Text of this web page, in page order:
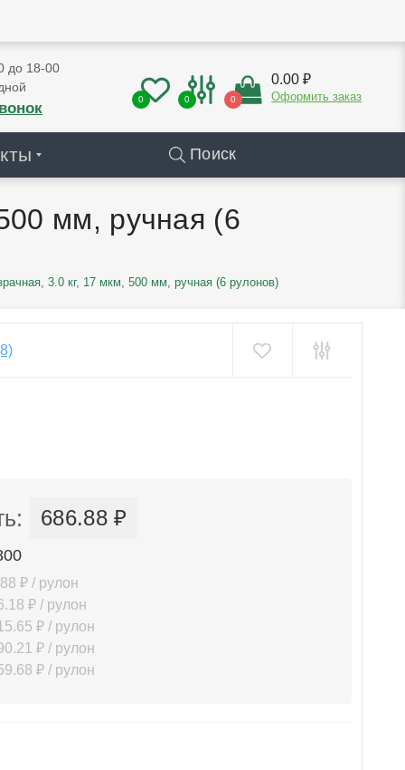
до 18-00
0 0 0
0.00 ₽
Оформить заказ
Поиск
мм, ручная (6
3.0 кг, 17 мкм, 500 мм, ручная (6 рулонов)
686.88 ₽
₽ / рулон
₽ / рулон
₽ / рулон
₽ / рулон
₽ / рулон